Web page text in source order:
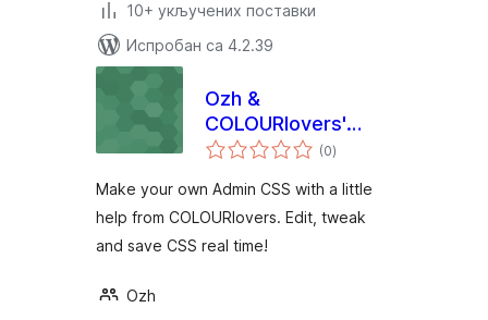
10+ укључених поставки
Испробан са 4.2.39
Ozh &
COLOURlovers'
Admin CSS
(0укупних
оцена
)
Make your own Admin CSS with a little
help from COLOURlovers. Edit, tweak
and save CSS real time!
Ozh